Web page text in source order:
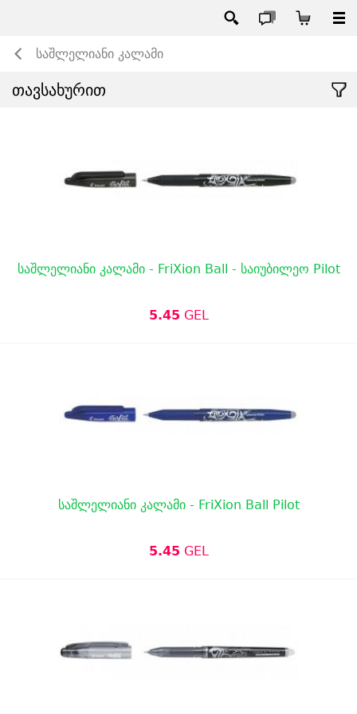
საშლელიანი კალამი
თავსახურით
საშლელიანი კალამი - FriXion Ball - საიუბილეო Pilot
5.45 GEL
საშლელიანი კალამი - FriXion Ball Pilot
5.45 GEL